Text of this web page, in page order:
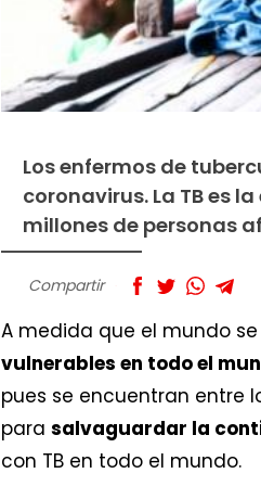
Los enfermos de
coronavirus. La TB es
millones de personas
Compartir
A medida que el mundo
vulnerables en todo el
pues se encuentran entre
para salvaguardar la
con TB en todo el mundo.